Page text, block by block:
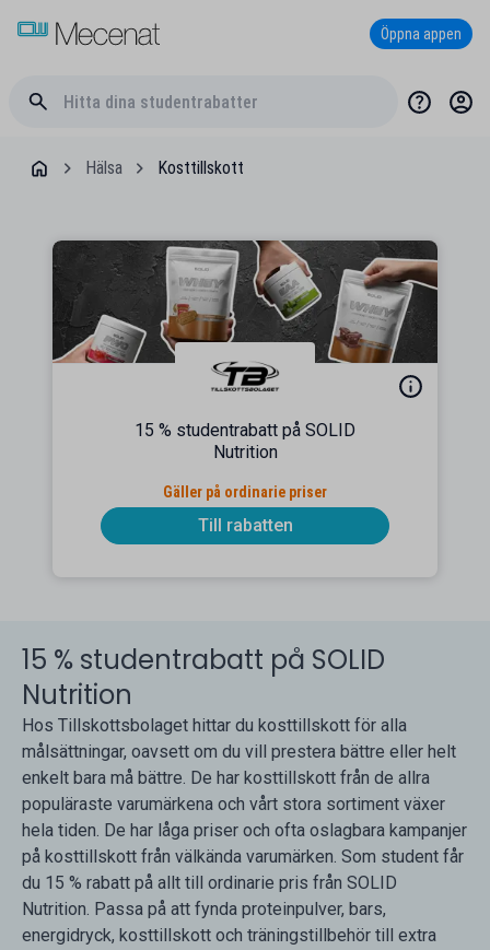
Öppna appen
Hälsa Kosttillskott
15 % studentrabatt på SOLID
Nutrition
Gäller på ordinarie priser
Till rabatten
15 % studentrabatt på SOLID
Nutrition
Hos Tillskottsbolaget hittar du kosttillskott för alla
målsättningar, oavsett om du vill prestera bättre eller helt
enkelt bara må bättre. De har kosttillskott från de allra
populäraste varumärkena och vårt stora sortiment växer
hela tiden. De har låga priser och ofta oslagbara kampanjer
på kosttillskott från välkända varumärken. Som student får
du 15 % rabatt på allt till ordinarie pris från SOLID
Nutrition. Passa på att fynda proteinpulver, bars,
energidryck, kosttillskott och träningstillbehör till extra